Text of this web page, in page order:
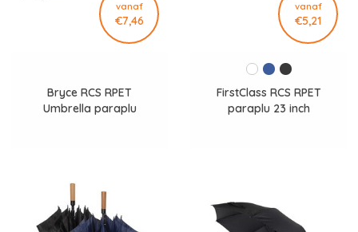
vanaf
€7,46
Bryce RCS RPET
Umbrella paraplu
vanaf
€5,21
FirstClass RCS RPET
paraplu 23 inch